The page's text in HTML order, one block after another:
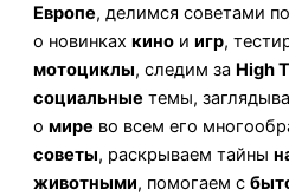
Европе, делимся советами по
о новинках кино и игр,
мотоциклы, следим за High
социальные темы,
о мире во всем его
советы, раскрываем тайны
животными, помогаем с